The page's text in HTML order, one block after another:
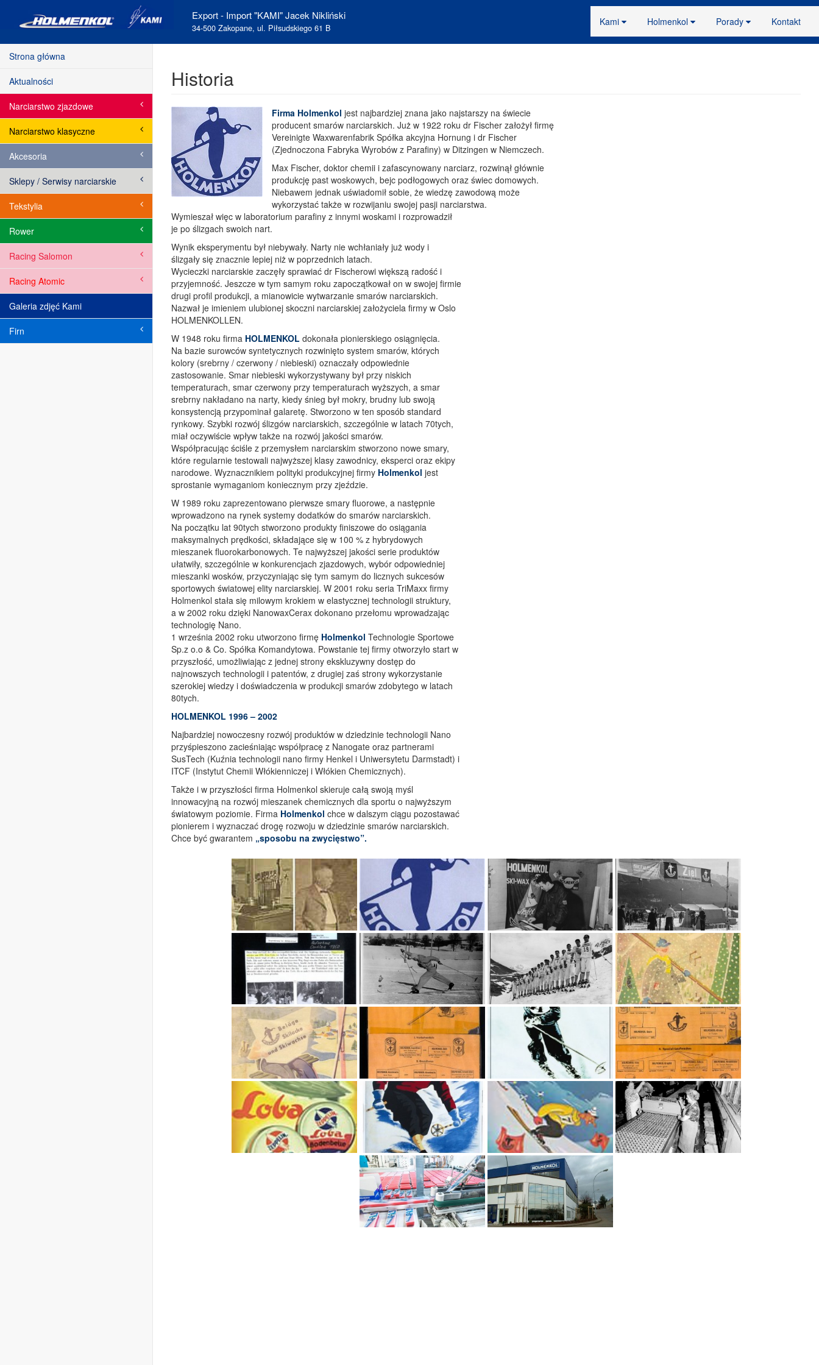
Export - Import "KAMI" Jacek Nikliński
34-500 Zakopane, ul. Piłsudskiego 61 B
Kami Holmenkol Porady Kontakt
Strona główna
Aktualności
Narciarstwo zjazdowe
Narciarstwo klasyczne
Akcesoria
Sklepy / Serwisy narciarskie
Tekstylia
Rower
Racing Salomon
Racing Atomic
Galeria zdjęć Kami
Firn
Historia
Firma Holmenkol jest najbardziej znana jako najstarszy na świecie
producent smarów narciarskich. Już w 1922 roku dr Fischer założył firmę
Vereinigte Waxwarenfabrik Spółka akcyjna Hornung i dr Fischer
(Zjednoczona Fabryka Wyrobów z Parafiny) w Ditzingen w Niemczech.
Max Fischer, doktor chemii i zafascynowany narciarz, rozwinął głównie
produkcję past woskowych, bejc podłogowych oraz świec domowych.
Niebawem jednak uświadomił sobie, że wiedzę zawodową może
wykorzystać także w rozwijaniu swojej pasji narciarstwa.
Wymieszał więc w laboratorium parafiny z innymi woskami i rozprowadził
je po ślizgach swoich nart.
Wynik eksperymentu był niebywały. Narty nie wchłaniały już wody i
ślizgały się znacznie lepiej niż w poprzednich latach.
Wycieczki narciarskie zaczęły sprawiać dr Fischerowi większą radość i
przyjemność. Jeszcze w tym samym roku zapoczątkował on w swojej firmie
drugi profil produkcji, a mianowicie wytwarzanie smarów narciarskich.
Nazwał je imieniem ulubionej skoczni narciarskiej założyciela firmy w Oslo
HOLMENKOLLEN.
W 1948 roku firma HOLMENKOL dokonała pionierskiego osiągnięcia.
Na bazie surowców syntetycznych rozwinięto system smarów, których
kolory (srebrny / czerwony / niebieski) oznaczały odpowiednie
zastosowanie. Smar niebieski wykorzystywany był przy niskich
temperaturach, smar czerwony przy temperaturach wyższych, a smar
srebrny nakładano na narty, kiedy śnieg był mokry, brudny lub swoją
konsystencją przypominał galaretę. Stworzono w ten sposób standard
rynkowy. Szybki rozwój ślizgów narciarskich, szczególnie w latach 70tych,
miał oczywiście wpływ także na rozwój jakości smarów.
Współpracując ściśle z przemysłem narciarskim stworzono nowe smary,
które regularnie testowali najwyższej klasy zawodnicy, eksperci oraz ekipy
narodowe. Wyznacznikiem polityki produkcyjnej firmy Holmenkol jest
sprostanie wymaganiom koniecznym przy zjeździe.
W 1989 roku zaprezentowano pierwsze smary fluorowe, a następnie
wprowadzono na rynek systemy dodatków do smarów narciarskich.
Na początku lat 90tych stworzono produkty finiszowe do osiągania
maksymalnych prędkości, składające się w 100 % z hybrydowych
mieszanek fluorokarbonowych. Te najwyższej jakości serie produktów
ułatwiły, szczególnie w konkurencjach zjazdowych, wybór odpowiedniej
mieszanki wosków, przyczyniając się tym samym do licznych sukcesów
sportowych światowej elity narciarskiej. W 2001 roku seria TriMaxx firmy
Holmenkol stała się milowym krokiem w elastycznej technologii struktury,
a w 2002 roku dzięki NanowaxCerax dokonano przełomu wprowadzając
technologię Nano.
1 września 2002 roku utworzono firmę Holmenkol Technologie Sportowe
Sp.z o.o & Co. Spółka Komandytowa. Powstanie tej firmy otworzyło start w
przyszłość, umożliwiając z jednej strony ekskluzywny dostęp do
najnowszych technologii i patentów, z drugiej zaś strony wykorzystanie
szerokiej wiedzy i doświadczenia w produkcji smarów zdobytego w latach
80tych.
HOLMENKOL 1996 – 2002
Najbardziej nowoczesny rozwój produktów w dziedzinie technologii Nano
przyśpieszono zacieśniając współpracę z Nanogate oraz partnerami
SusTech (Kuźnia technologii nano firmy Henkel i Uniwersytetu Darmstadt) i
ITCF (Instytut Chemii Włókienniczej i Włókien Chemicznych).
Także i w przyszłości firma Holmenkol skieruje całą swoją myśl
innowacyjną na rozwój mieszanek chemicznych dla sportu o najwyższym
światowym poziomie. Firma Holmenkol chce w dalszym ciągu pozostawać
pionierem i wyznaczać drogę rozwoju w dziedzinie smarów narciarskich.
Chce być gwarantem „sposobu na zwycięstwo”.